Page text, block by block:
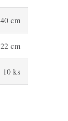
40 cm
22 cm
10 ks